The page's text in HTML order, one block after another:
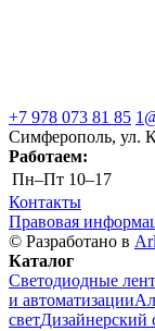
+7 978 073 81 85
Симферополь, ул.
Работаем:
Пн–Пт 10–17
Контакты
Правовая
© Разработано в
Каталог
Светодиодные
и автоматизации
светДизайнерский